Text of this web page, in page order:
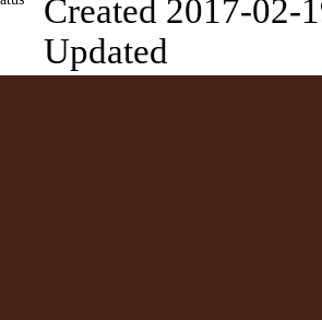
Created 2017-02-
Updated